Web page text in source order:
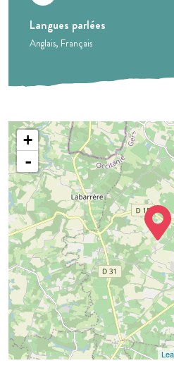
Langues parlées
Anglais Français
+
-